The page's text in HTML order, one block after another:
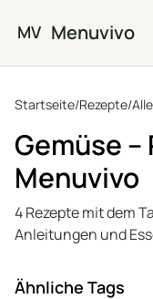
MV Menuvivo
Startseite/Rezepte/
Gemüse –
Menuvivo
4 Rezepte mit dem
Anleitungen und
Ähnliche Tags